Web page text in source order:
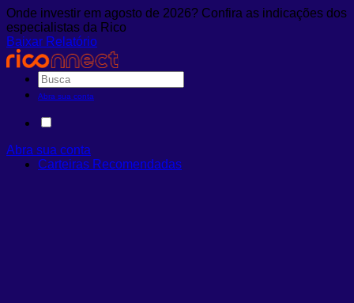
Onde investir em agosto de 2026? Confira as indicações dos
especialistas da Rico
Baixar Relatório
Abra sua conta
Abra sua conta
Carteiras Recomendadas